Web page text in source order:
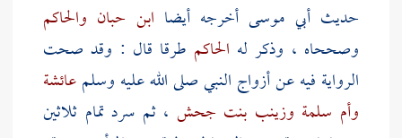
حديثأبي موسى أخرجه أيضا ابن حبان والحاكم
وصححاه ، وذكر له الحاكم طرقا قال : وقد صحت
الرواية فيه عن أزواج النبي صلى الله عليه وسلمعائشة
وأم سلمة وزينب بنت جحش ، ثم سرد تمام ثلاثين